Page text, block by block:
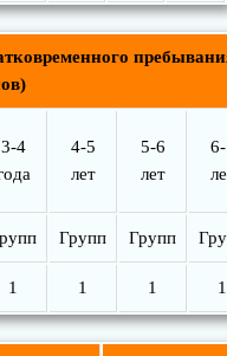
3-4
4-5
лет
5-6
лет
Групп Групп
1 1 1 1